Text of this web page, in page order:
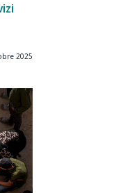
2025